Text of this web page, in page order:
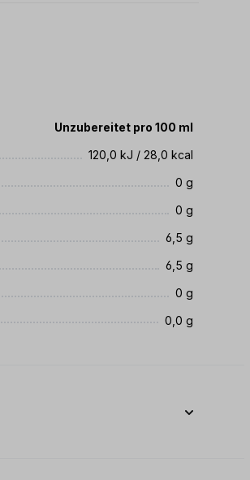
Unzubereitet pro 100 ml
120,0 kJ / 28,0 kcal
0 g
0 g
6,5 g
6,5 g
0 g
0,0 g